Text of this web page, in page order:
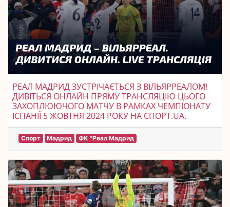
РЕАЛ МАДРИД ЗУСТРІЧАЄТЬСЯ З ВІЛЬЯРРЕАЛОМ!
ДИВІТЬСЯ ОНЛАЙН ПРЯМУ ТРАНСЛЯЦІЮ ЦЬОГО
ЗАХОПЛЮЮЧОГО МАТЧУ В РАМКАХ ЧЕМПІОНАТУ
ІСПАНІЇ 5 ЖОВТНЯ 2024 РОКУ НА СПОРТ.UA.
Спорт Мадрид ФК "Реал Мадрид